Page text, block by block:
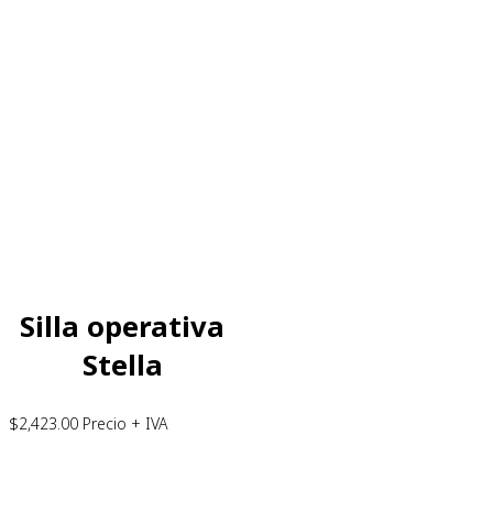
Silla operativa
Stella
$2,423.00 Precio + IVA